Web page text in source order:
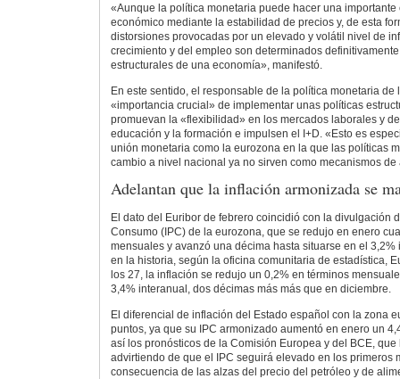
«Aunque la política monetaria puede hacer una
económico mediante la estabilidad de precios y, de esta
distorsiones provocadas por un elevado y volátil nivel de
crecimiento y del empleo son determinados
estructurales de una economía», manifestó.
En este sentido, el responsable de la política monetaria de
«importancia crucial» de implementar unas políticas
promuevan la «flexibilidad» en los mercados laborales y
educación y la formación e impulsen el I+D. «Esto es
unión monetaria como la eurozona en la que las políticas
cambio a nivel nacional ya no sirven como mecanismos
Adelantan que la inflación armonizada se
El dato del Euribor de febrero coincidió con la divulgación
Consumo (IPC) de la eurozona, que se redujo en enero
mensuales y avanzó una décima hasta situarse en el
en la historia, según la oficina comunitaria de estadística,
los 27, la inflación se redujo un 0,2% en términos
3,4% interanual, dos décimas más más que en diciembre.
El diferencial de inflación del Estado español con la zona
puntos, ya que su IPC armonizado aumentó en enero un
así los pronósticos de la Comisión Europea y del BCE,
advirtiendo de que el IPC seguirá elevado en los primeros
consecuencia de las alzas del precio del petróleo y de